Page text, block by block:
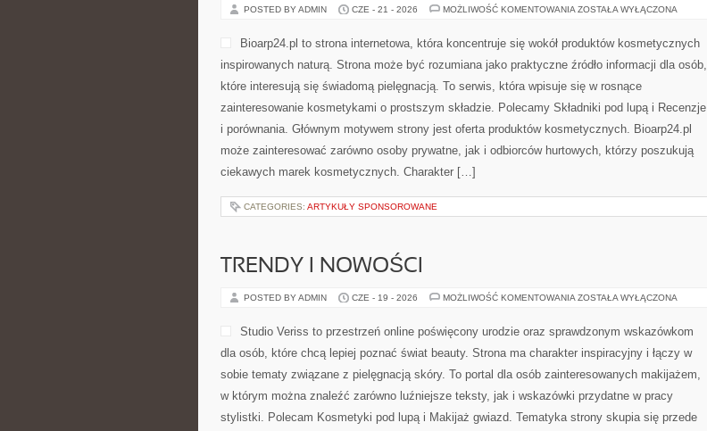
POSTED BY ADMIN CZE - 21 - 2026 MOŻLIWOŚĆ KOMENTOWANIA RECENZJE
ZOSTAŁA WYŁĄCZONA
Bioarp24.pl to strona internetowa, która koncentruje się wokół produktów kosmetycznych
inspirowanych naturą. Strona może być rozumiana jako praktyczne źródło informacji dla osób,
które interesują się świadomą pielęgnacją. To serwis, która wpisuje się w rosnące
zainteresowanie kosmetykami o prostszym składzie. Polecamy Składniki pod lupą i Recenzje
i porównania. Głównym motywem strony jest oferta produktów kosmetycznych. Bioarp24.pl
może zainteresować zarówno osoby prywatne, jak i odbiorców hurtowych, którzy poszukują
ciekawych marek kosmetycznych. Charakter […]
CATEGORIES: ARTYKUŁY SPONSOROWANE
TRENDY I NOWOŚCI
POSTED BY ADMIN CZE - 19 - 2026 MOŻLIWOŚĆ KOMENTOWANIA TRENDY
ZOSTAŁA WYŁĄCZONA
Studio Veriss to przestrzeń online poświęcony urodzie oraz sprawdzonym wskazówkom
dla osób, które chcą lepiej poznać świat beauty. Strona ma charakter inspiracyjny i łączy w
sobie tematy związane z pielęgnacją skóry. To portal dla osób zainteresowanych makijażem,
w którym można znaleźć zarówno luźniejsze teksty, jak i wskazówki przydatne w pracy
stylistki. Polecam Kosmetyki pod lupą i Makijaż gwiazd. Tematyka strony skupia się przede